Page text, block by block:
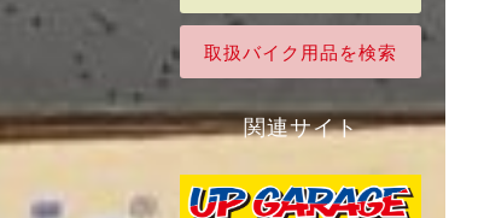
取扱バイク用品を検索
関連サイト